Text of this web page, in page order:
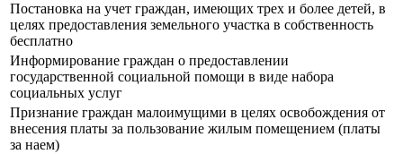
Постановка на учет граждан, имеющих трех и более детей, в
целях предоставления земельного участка в собственность
бесплатно
Информирование граждан о предоставлении
государственной социальной помощи в виде набора
социальных услуг
Признание граждан малоимущими в целях освобождения от
внесения платы за пользование жилым помещением (платы
за наем)